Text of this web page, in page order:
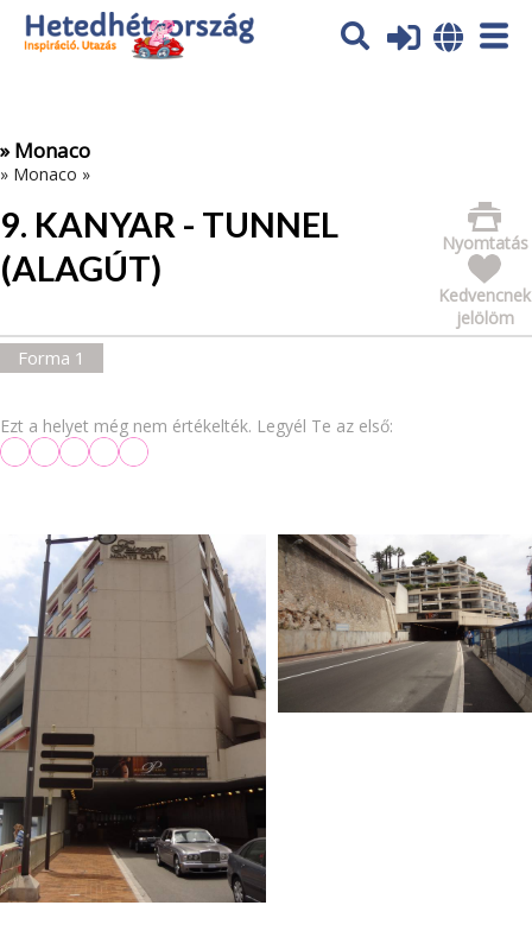
Az oldal sütiket (cookies) használ. További tájékoztatás itt:
Adatvédelmi tájékoztató
» Monaco
» Monaco »
9. KANYAR - TUNNEL
(ALAGÚT)
Nyomtatás
Kedvencnek
jelölöm
Forma 1
Ezt a helyet még nem értékelték. Legyél Te az első: